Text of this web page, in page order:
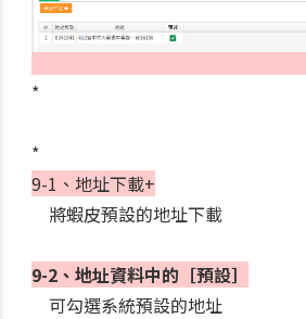
*
*
9-1、地址下載+
將蝦皮預設的地址下載
9-2、地址資料中的［預設］
可勾選系統預設的地址